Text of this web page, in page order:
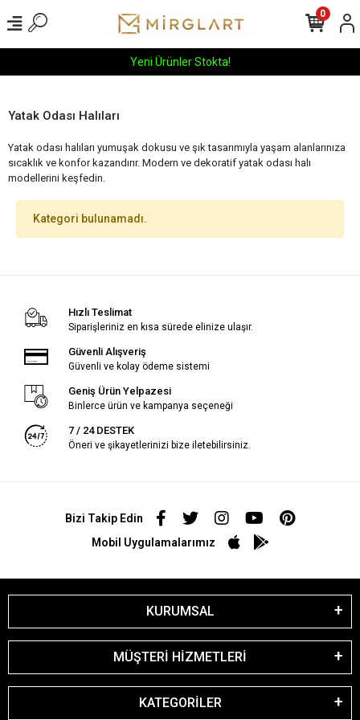
Yeni Ürünler Stokta!
0
Yatak Odası Halıları
Yatak odası halıları yumuşak dokusu ve şık tasarımıyla yaşam alanlarınıza
sıcaklık ve konfor kazandırır. Modern ve dekoratif yatak odası halı
modellerini keşfedin.
Kategori bulunamadı.
Hızlı Teslimat
Siparişleriniz en kısa sürede elinize ulaşır.
Güvenli Alışveriş
Güvenli ve kolay ödeme sistemi
Geniş Ürün Yelpazesi
Binlerce ürün ve kampanya seçeneği
7 / 24 DESTEK
Öneri ve şikayetlerinizi bize iletebilirsiniz.
Bizi Takip Edin
Mobil Uygulamalarımız
KURUMSAL
MÜŞTERİ HİZMETLERİ
KATEGORİLER